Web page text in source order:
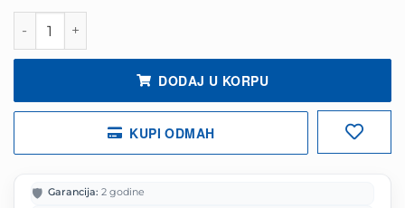
Trust Primo case tablet 10" podesivi stand količina
DODAJ U KORPU
KUPI ODMAH
🛡️ Garancija: 2 godine